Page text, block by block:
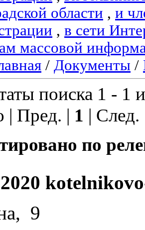
области , и
, в сети
массовой
/ Документы /
поиска 1 - 1
| Пред. | 1 |
по
9